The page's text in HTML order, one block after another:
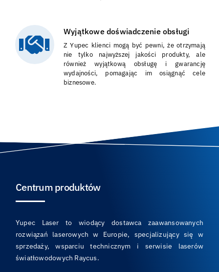
Wyjątkowe doświadczenie obsługi
Z Yupec klienci mogą być pewni, że otrzymają
nie tylko najwyższej jakości produkty, ale
również wyjątkową obsługę i gwarancję
wydajności, pomagając im osiągnąć cele
biznesowe.
Centrum produktów
Yupec Laser to wiodący dostawca zaawansowanych
rozwiązań laserowych w Europie, specjalizujący się w
sprzedaży, wsparciu technicznym i serwisie laserów
światłowodowych Raycus.